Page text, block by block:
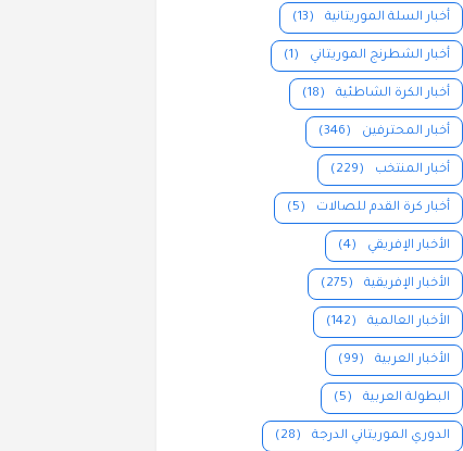
أخبار السلة الموريتانية (13)
أخبار الشطرنج الموريتاني (1)
أخبار الكرة الشاطئية (18)
أخبار المحترفين (346)
أخبار المنتخب (229)
أخبار كرة القدم للصالات (5)
الأخبار الإفريقي (4)
الأخبار الإفريقية (275)
الأخبار العالمية (142)
الأخبار العربية (99)
البطولة العربية (5)
الدوري الموريتاني الدرجة (28)